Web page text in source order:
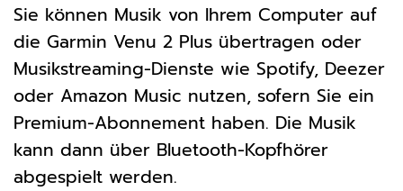
Sie können Musik von Ihrem Computer auf
die Garmin Venu 2 Plus übertragen oder
Musikstreaming-Dienste wie Spotify, Deezer
oder Amazon Music nutzen, sofern Sie ein
Premium-Abonnement haben. Die Musik
kann dann über Bluetooth-Kopfhörer
abgespielt werden.